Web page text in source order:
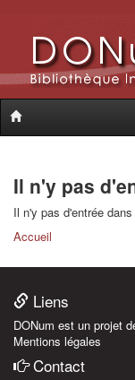
Il n'y pas
Il n'y pas d'entrée
Accueil
Liens
DONum est un projet
Mentions légales
Contact